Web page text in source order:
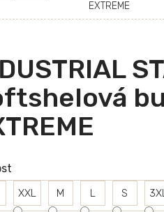
EXTREME
XXL M L S